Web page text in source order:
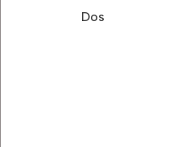
Dos